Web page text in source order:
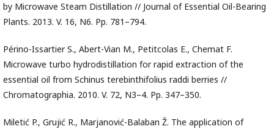
by Microwave Steam Distillation // Journal of Essential Oil-Bearing
Plants. 2013. V. 16, N6. Pp. 781–794.
Périno-Issartier S., Abert-Vian M., Petitcolas E., Chemat F.
Microwave turbo hydrodistillation for rapid extraction of the
essential oil from Schinus terebinthifolius raddi berries //
Chromatographia. 2010. V. 72, N3–4. Pp. 347–350.
Miletić P., Grujić R., Marjanović-Balaban Ž. The application of